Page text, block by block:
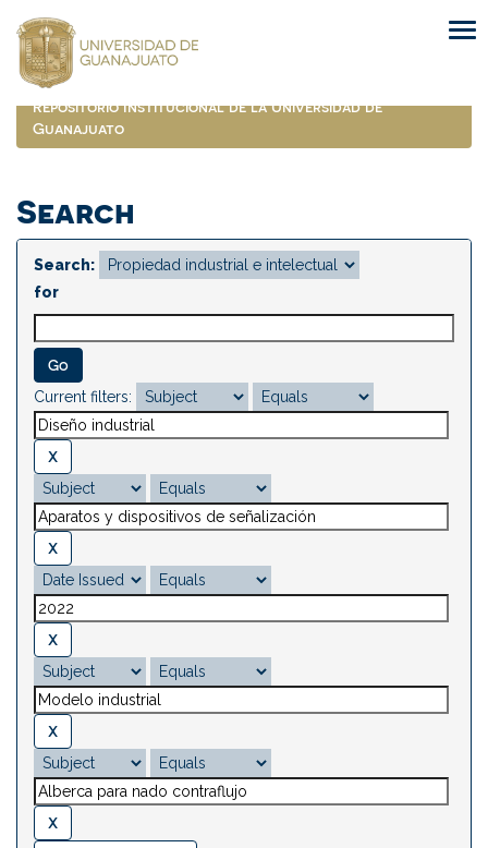
navigation
Repositorio Institucional de la Universidad de
Guanajuato
Search
Search:
for
Current filters: